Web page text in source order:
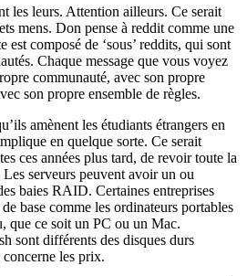
les leurs. Attention ailleurs. Ce serait
mens. Don pense à reddit comme une
est composé de ‘sous’ reddits, qui sont
Chaque message que vous voyez
communauté, avec son propre
son propre ensemble de règles.
amènent les étudiants étrangers en
en quelque sorte. Ce serait
ces années plus tard, de revoir toute la
serveurs peuvent avoir un ou
baies RAID. Certaines entreprises
base comme les ordinateurs portables
que ce soit un PC ou un Mac.
sont différents des disques durs
les prix.